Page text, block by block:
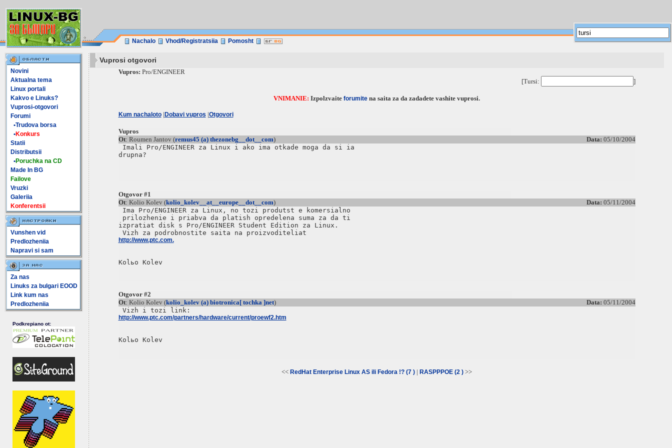
Nachalo Vhod/Registratsiia Pomosht
Novini
Aktualna tema
Linux portali
Kakvo e Linuks?
Vuprosi-otgovori
Forumi
•Trudova borsa
•Konkurs
Statii
Distributsii
•Poruchka na CD
Made In BG
Failove
Vruzki
Galeriia
Konferentsii
Vunshen vid
Predlozheniia
Napravi si sam
Za nas
Linuks za bulgari EOOD
Link kum nas
Predlozheniia
Podkrepiano ot:
Vuprosi otgovori
Vupros: Pro/ENGINEER
[Tursi:
]
VNIMANIE: Izpolzvaite forumite na saita za da zadadete vashite vuprosi.
Kum nachaloto| Dobavi vupros |Otgovori
Vupros
Ot: Roumen Jantov (remus45 (a) thezonebg__dot__com) Data: 05/10/2004
Imali Pro/ENGINEER za Linux i ako ima otkade moga da si ia
drupna?
Otgovor #1
Ot: Kolio Kolev (kolio_kolev__at__europe__dot__com) Data: 05/11/2004
Ima Pro/ENGINEER za Linux, no tozi produtst e komersialno
prilozhenie i priabva da platish opredelena suma za da ti
izpratiat disk s Pro/ENGINEER Student Edition za Linux.
http://www.ptc.com.
Otgovor #2
Ot: Kolio Kolev (kolio_kolev (a) biotronica[ tochka ]net) Data: 05/11/2004
http://www.ptc.com/partners/hardware/current/proewf2.htm
<< RedHat Enterprise Linux AS ili Fedora !? (7 ) | RASPPPOE (2 ) >>